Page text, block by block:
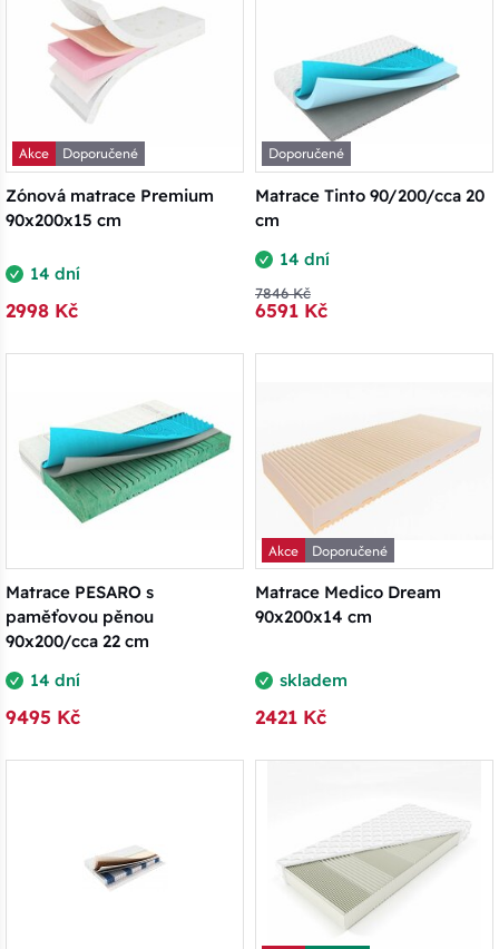
Akce
Doporučené
Zónová matrace Premium
90x200x15 cm
14 dní
2998 Kč
Doporučené
Matrace Tinto 90/200/cca 20
cm
14 dní
7846 Kč
6591 Kč
Matrace PESARO s
paměťovou pěnou
90x200/cca 22 cm
14 dní
9495 Kč
Akce
Doporučené
Matrace Medico Dream
90x200x14 cm
skladem
2421 Kč